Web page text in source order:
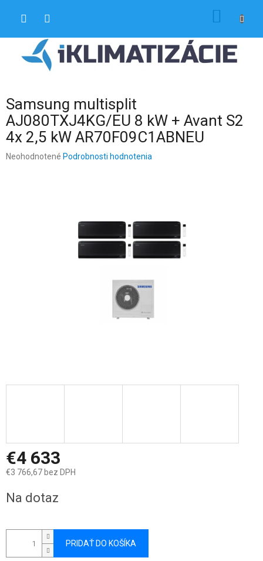
Samsung multisplit
AJ080TXJ4KG/EU 8 kW + Avant S2
4x 2,5 kW AR70F09C1ABNEU
Priemerné
Neohodnotené Podrobnosti hodnotenia
€4 633
€3 766,67 bez DPH
cena:
Na dotaz
PRIDAŤ DO KOŠÍKA